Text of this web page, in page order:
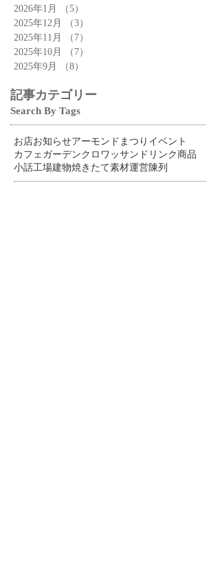
2026年1月
（5）
2025年12月
（3）
2025年11月
（7）
2025年10月
（7）
2025年9月
（8）
記事カテゴリー
Search By Tags
お店お知らせアーモンドまつり イベント
カフェ ガーデンクロワッサン ドリンク商品
小話工場建物焼きたて素材運営陳列